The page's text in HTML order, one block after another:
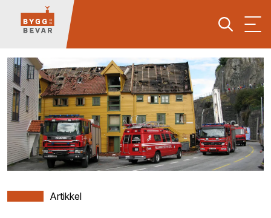
Artikkel